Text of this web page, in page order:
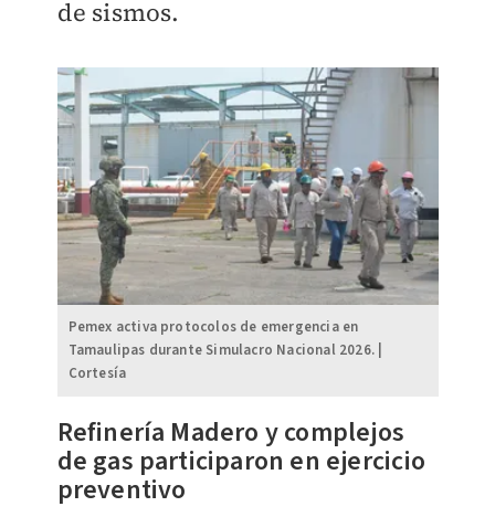
de sismos.
Pemex activa protocolos de emergencia en
Tamaulipas durante Simulacro Nacional 2026. |
Cortesía
Refinería Madero y complejos
de gas participaron en ejercicio
preventivo